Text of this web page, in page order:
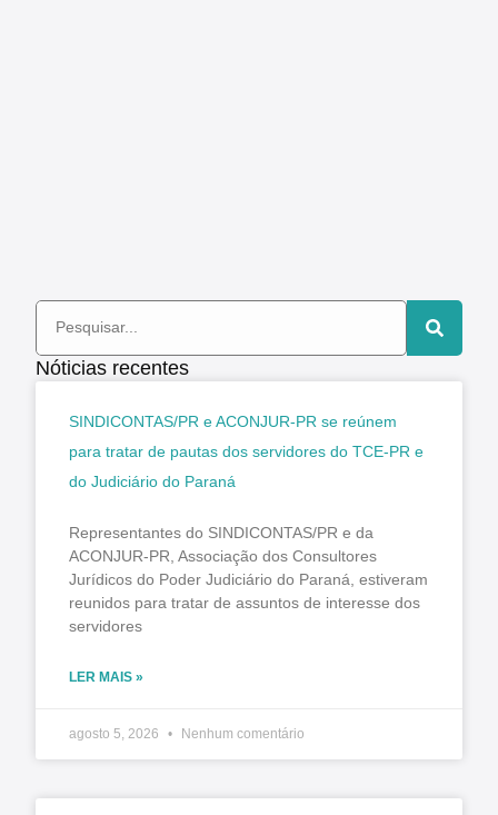
Nóticias recentes
SINDICONTAS/PR e ACONJUR-PR se reúnem
para tratar de pautas dos servidores do TCE-PR e
do Judiciário do Paraná
Representantes do SINDICONTAS/PR e da
ACONJUR-PR, Associação dos Consultores
Jurídicos do Poder Judiciário do Paraná, estiveram
reunidos para tratar de assuntos de interesse dos
servidores
LER MAIS »
agosto 5, 2026 Nenhum comentário